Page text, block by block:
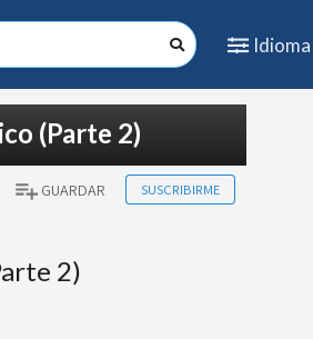
Idioma
(Parte 2)
GUARDAR SUSCRIBIRME
2)